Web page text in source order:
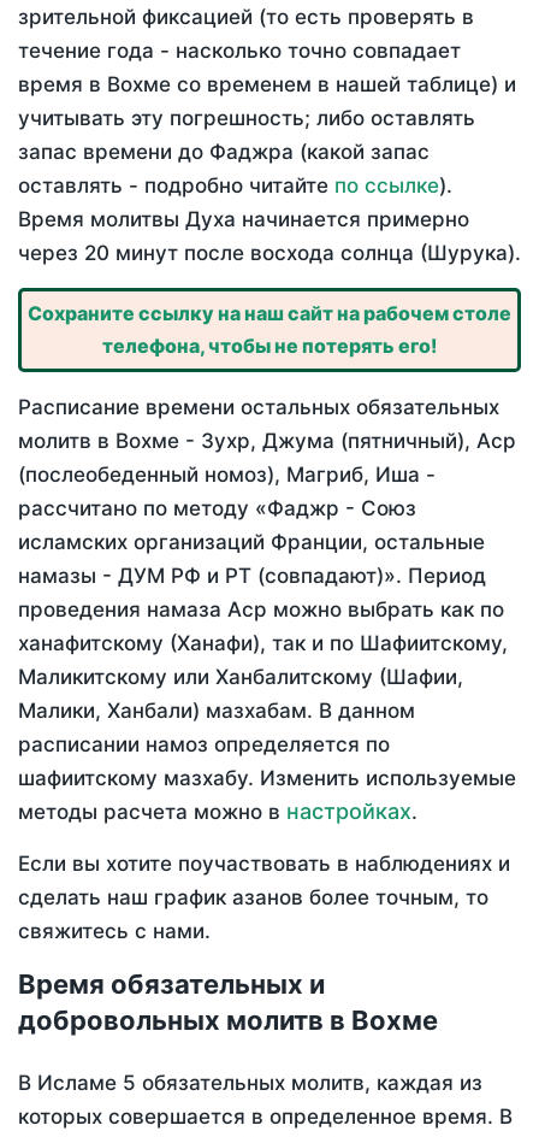
зрительной фиксацией (то есть проверять в
течение года - насколько точно совпадает
время в Вохме со временем в нашей таблице) и
учитывать эту погрешность; либо оставлять
запас времени до Фаджра (какой запас
оставлять - подробно читайте по ссылке).
Время молитвы Духа начинается примерно
через 20 минут после восхода солнца (Шурука).
Сохраните ссылку на наш сайт на рабочем столе
телефона, чтобы не потерять его!
Расписание времени остальных обязательных
молитв в Вохме - Зухр, Джума (пятничный), Аср
(послеобеденный номоз), Магриб, Иша -
рассчитано по методу «Фаджр - Союз
исламских организаций Франции, остальные
намазы - ДУМ РФ и РТ (совпадают)». Период
проведения намаза Аср можно выбрать как по
ханафитскому (Ханафи), так и по Шафиитскому,
Маликитскому или Ханбалитскому (Шафии,
Малики, Ханбали) мазхабам. В данном
расписании намоз определяется по
шафиитскому мазхабу. Изменить используемые
методы расчета можно в настройках.
Если вы хотите поучаствовать в наблюдениях и
сделать наш график азанов более точным, то
свяжитесь с нами.
Время обязательных и
добровольных молитв в Вохме
В Исламе 5 обязательных молитв, каждая из
которых совершается в определенное время. В